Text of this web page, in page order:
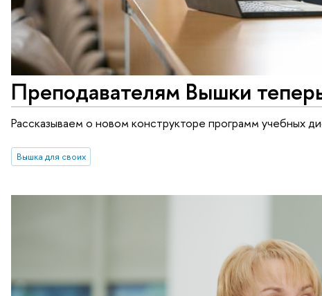
Преподавателям Вышки
Рассказываем о новом конструкторе программ учебных
Вышка для своих